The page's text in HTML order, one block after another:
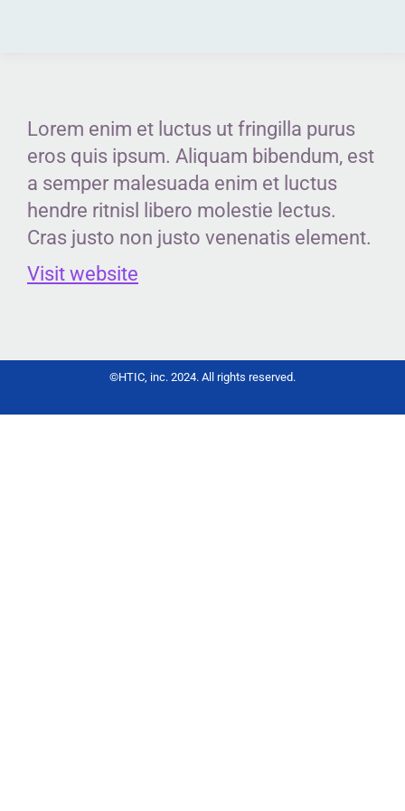
Lorem enim et luctus ut fringilla purus
eros quis ipsum. Aliquam bibendum, est
a semper malesuada enim et luctus
hendre ritnisl libero molestie lectus.
Cras justo non justo venenatis element.
Visit website
©HTIC, inc. 2024. All rights reserved.